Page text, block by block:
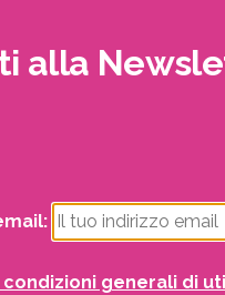
alla
generali di